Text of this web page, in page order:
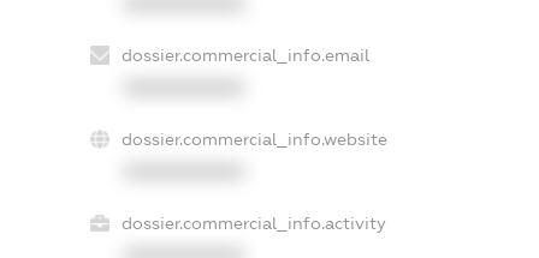
dossier.commercial_info.email
dossier.commercial_info.website
dossier.commercial_info.activity